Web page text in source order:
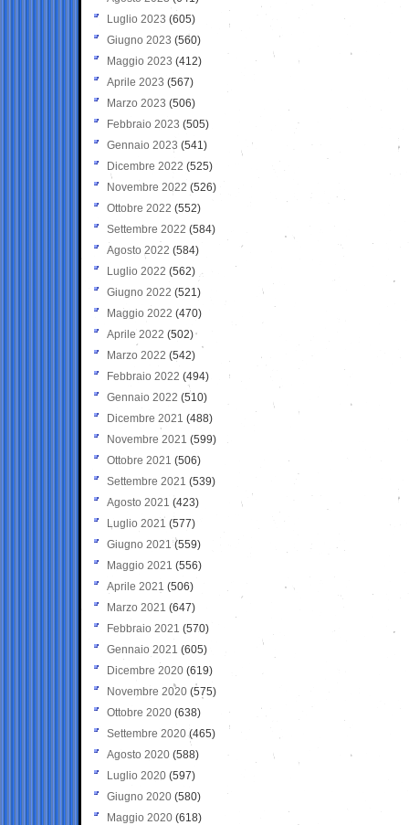
Luglio 2023 (605)
Giugno 2023 (560)
Maggio 2023 (412)
Aprile 2023 (567)
Marzo 2023 (506)
Febbraio 2023 (505)
Gennaio 2023 (541)
Dicembre 2022 (525)
Novembre 2022 (526)
Ottobre 2022 (552)
Settembre 2022 (584)
Agosto 2022 (584)
Luglio 2022 (562)
Giugno 2022 (521)
Maggio 2022 (470)
Aprile 2022 (502)
Marzo 2022 (542)
Febbraio 2022 (494)
Gennaio 2022 (510)
Dicembre 2021 (488)
Novembre 2021 (599)
Ottobre 2021 (506)
Settembre 2021 (539)
Agosto 2021 (423)
Luglio 2021 (577)
Giugno 2021(559)
Maggio 2021 (556)
Aprile 2021 (506)
Marzo 2021 (647)
Febbraio 2021 (570)
Gennaio 2021 (605)
Dicembre 2020 (619)
Novembre 2020 (575)
Ottobre 2020 (638)
Settembre 2020(465)
Agosto 2020 (588)
Luglio 2020 (597)
Giugno 2020 (580)
Maggio 2020 (618)